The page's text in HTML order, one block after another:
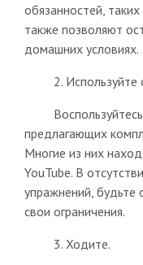
обязанностей,
также позволяют
домашних условиях.
2. Используйте
Воспользуйтесь
предлагающих
Многие из них
YouTube. В
упражнений,
свои ограничения.
3. Ходите.